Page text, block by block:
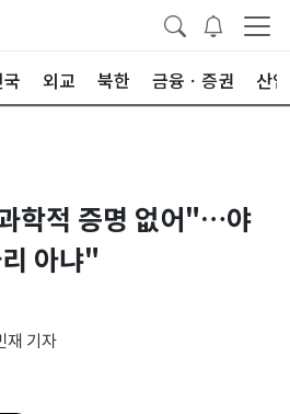
외교 북한 금융ㆍ증권 산업
학적 증명 없어"…야
아냐"
재 기자